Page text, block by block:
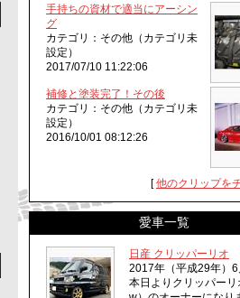
手持ちの資材で適当にアーシン
グ
カテゴリ：その他（カテゴリ未
設定）
2017/07/10 11:22:06
補修と塗装完了！その後
カテゴリ：その他（カテゴリ未
設定）
2016/10/01 08:12:26
[他のクリップを
愛車一覧
日産 クリッパーリオ
2017年（平成29年）6
本日よりクリッパーリ